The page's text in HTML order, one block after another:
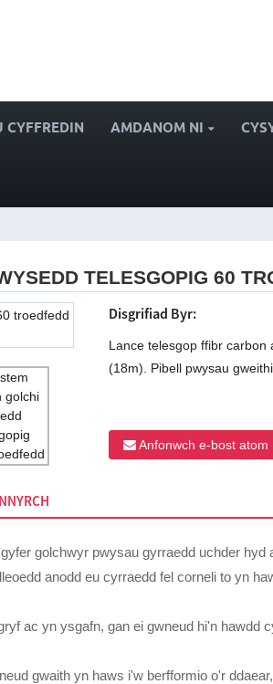
CYFFREDIN AMDANOM NI
TELESGOPIG 60
Disgrifiad Byr:
Lance telesgop ffibr carbon
(18m). Pibell pwysau
Anfonwch e-bost atom
golchwyr pwysau gyrraedd uchder hyd
anodd eu cyrraedd fel corneli to yn
ac yn ysgafn, gan ei gwneud hi'n hawdd
gwaith yn haws i'w berfformio o'r